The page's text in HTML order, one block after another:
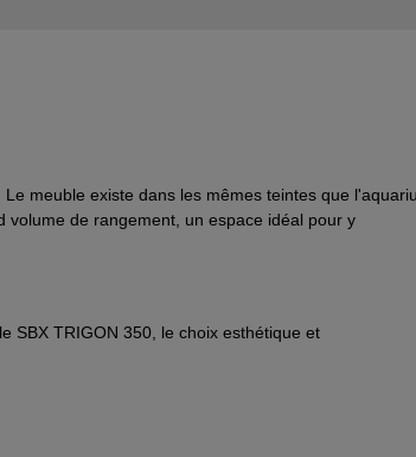
meuble existe dans les mêmes teintes que
volume de rangement, un espace idéal pour y
SBX TRIGON 350, le choix esthétique et